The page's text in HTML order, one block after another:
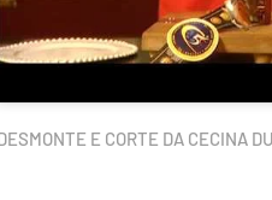
E CORTE DA CECINA